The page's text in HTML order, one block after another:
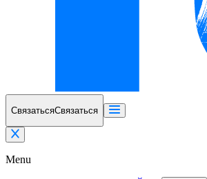
СвязатьсяСвязаться
Menu